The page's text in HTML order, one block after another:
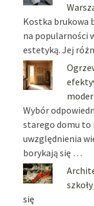
Kostka brukowa
na popularności
estetyką. Jej
Wybór
starego domu to
uwzględnienia
borykają się …
się